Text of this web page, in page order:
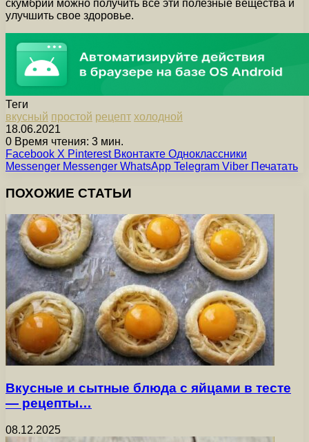
скумбрии можно получить все эти полезные вещества и
улучшить свое здоровье.
Теги
вкусный простой рецепт холодной
18.06.2021
0 Время чтения: 3 мин.
Facebook X Pinterest Вконтакте Одноклассники
Messenger Messenger WhatsApp Telegram Viber Печатать
ПОХОЖИЕ СТАТЬИ
Вкусные и сытные блюда с яйцами в тесте
— рецепты…
08.12.2025